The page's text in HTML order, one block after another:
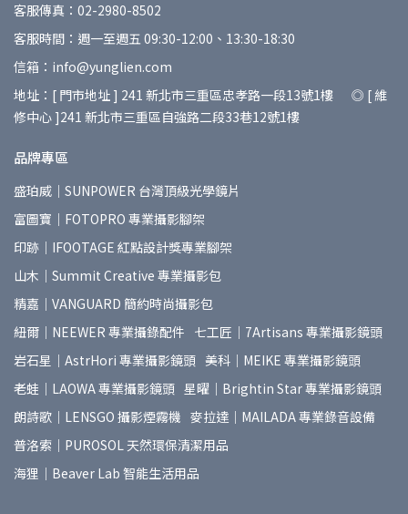
客服傳真：02-2980-8502
客服時間：週一至週五 09:30-12:00、13:30-18:30
信箱：info@yunglien.com
地址：[ 門市地址 ] 241 新北市三重區忠孝路一段13號1樓 ◎ [ 維
修中心 ]241 新北市三重區自強路二段33巷12號1樓
品牌專區
盛珀威｜SUNPOWER 台灣頂級光學鏡片
富圖寶｜FOTOPRO 專業攝影腳架
印跡｜IFOOTAGE 紅點設計獎專業腳架
山木｜Summit Creative 專業攝影包
精嘉｜VANGUARD 簡約時尚攝影包
紐爾｜NEEWER 專業攝錄配件 七工匠｜7Artisans 專業攝影鏡頭
岩石星｜AstrHori 專業攝影鏡頭 美科｜MEIKE 專業攝影鏡頭
老蛙｜LAOWA 專業攝影鏡頭 星曜｜Brightin Star 專業攝影鏡頭
朗詩歌｜LENSGO 攝影煙霧機 麥拉達｜MAILADA 專業錄音設備
普洛索｜PUROSOL 天然環保清潔用品
海狸｜Beaver Lab 智能生活用品